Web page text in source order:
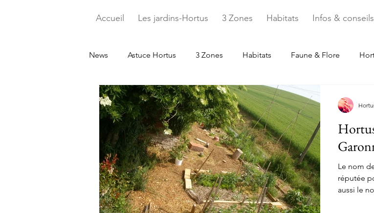
Accueil Les jardins-Hortus 3 Zones Habitats Infos & conseils
News Astuce Hortus 3 Zones Habitats Faune & Flore
Le nom
réputée
aussi le